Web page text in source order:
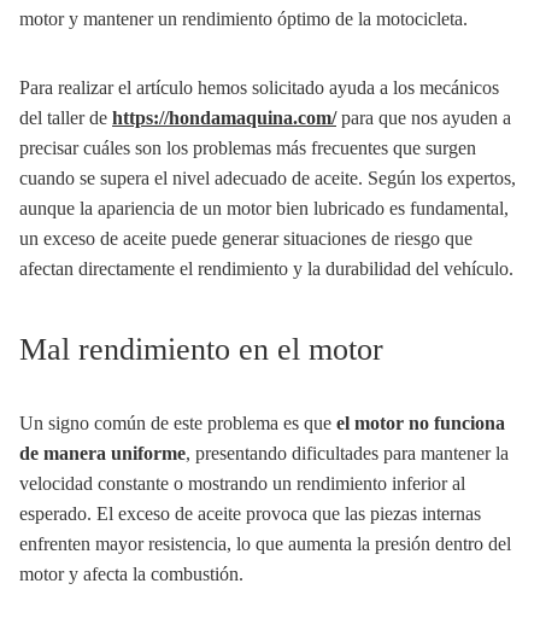
motor y mantener un rendimiento óptimo de la motocicleta.
Para realizar el artículo hemos solicitado ayuda a los mecánicos
del taller de https://hondamaquina.com/para que nos ayuden a
precisar cuáles son los problemas más frecuentes que surgen
cuando se supera el nivel adecuado de aceite. Según los expertos,
aunque la apariencia de un motor bien lubricado es fundamental,
un exceso de aceite puede generar situaciones de riesgo que
afectan directamente el rendimiento y la durabilidad del vehículo.
Mal rendimiento en el motor
Un signo común de este problema es que el motor no funciona
de manera uniforme, presentando dificultades para mantener la
velocidad constante o mostrando un rendimiento inferior al
esperado. El exceso de aceite provoca que las piezas internas
enfrenten mayor resistencia, lo que aumenta la presión dentro del
motor y afecta la combustión.